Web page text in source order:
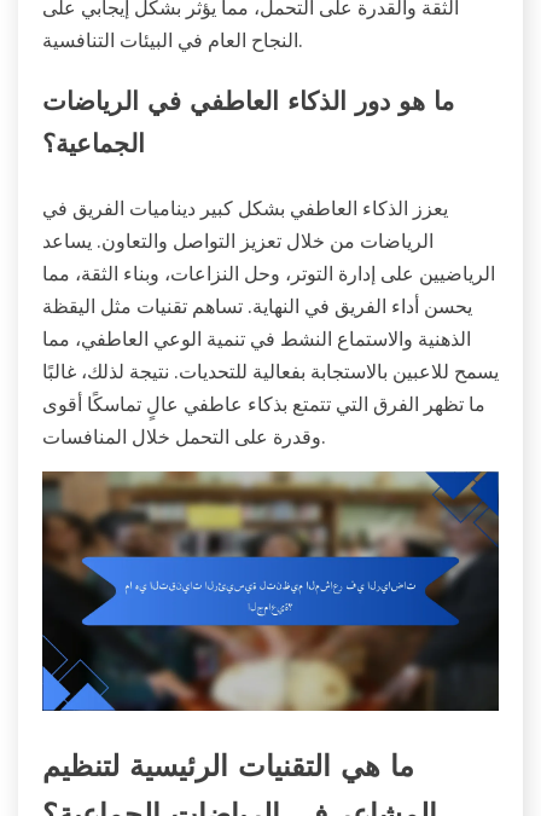
الثقة والقدرة على التحمل، مما يؤثر بشكل إيجابي على
النجاح العام في البيئات التنافسية.
ما هو دور الذكاء العاطفي في الرياضات
الجماعية؟
يعزز الذكاء العاطفي بشكل كبير ديناميات الفريق في
الرياضات من خلال تعزيز التواصل والتعاون. يساعد
الرياضيين على إدارة التوتر، وحل النزاعات، وبناء الثقة، مما
يحسن أداء الفريق في النهاية. تساهم تقنيات مثل اليقظة
الذهنية والاستماع النشط في تنمية الوعي العاطفي، مما
يسمح للاعبين بالاستجابة بفعالية للتحديات. نتيجة لذلك، غالبًا
ما تظهر الفرق التي تتمتع بذكاء عاطفي عالٍ تماسكًا أقوى
وقدرة على التحمل خلال المنافسات.
ما هي التقنيات الرئيسية لتنظيم